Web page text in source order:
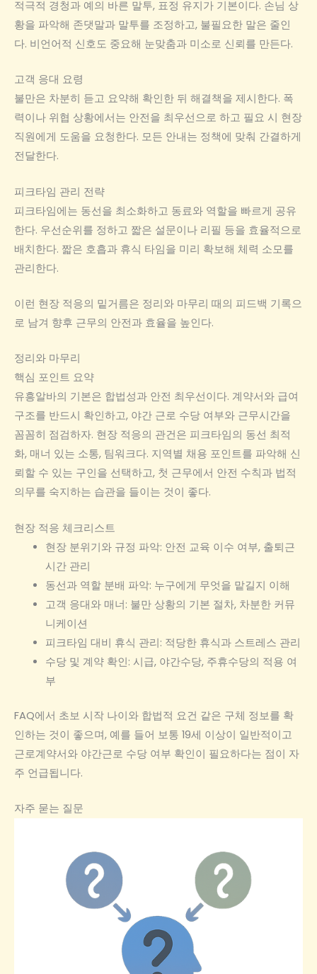
적극적 경청과 예의 바른 말투, 표정 유지가 기본이다. 손님 상
황을 파악해 존댓말과 말투를 조정하고, 불필요한 말은 줄인
다. 비언어적 신호도 중요해 눈맞춤과 미소로 신뢰를 만든다.
고객 응대 요령
불만은 차분히 듣고 요약해 확인한 뒤 해결책을 제시한다. 폭
력이나 위협 상황에서는 안전을 최우선으로 하고 필요 시 현장
직원에게 도움을 요청한다. 모든 안내는 정책에 맞춰 간결하게
전달한다.
피크타임 관리 전략
피크타임에는 동선을 최소화하고 동료와 역할을 빠르게 공유
한다. 우선순위를 정하고 짧은 설문이나 리필 등을 효율적으로
배치한다. 짧은 호흡과 휴식 타임을 미리 확보해 체력 소모를
관리한다.
이런 현장 적응의 밑거름은 정리와 마무리 때의 피드백 기록으
로 남겨 향후 근무의 안전과 효율을 높인다.
정리와 마무리
핵심 포인트 요약
유흥알바의 기본은 합법성과 안전 최우선이다. 계약서와 급여
구조를 반드시 확인하고, 야간 근로 수당 여부와 근무시간을
꼼꼼히 점검하자. 현장 적응의 관건은 피크타임의 동선 최적
화, 매너 있는 소통, 팀워크다. 지역별 채용 포인트를 파악해 신
뢰할 수 있는 구인을 선택하고, 첫 근무에서 안전 수칙과 법적
의무를 숙지하는 습관을 들이는 것이 좋다.
현장 적응 체크리스트
현장 분위기와 규정 파악: 안전 교육 이수 여부, 출퇴근
시간 관리
동선과 역할 분배 파악: 누구에게 무엇을 맡길지 이해
고객 응대와 매너: 불만 상황의 기본 절차, 차분한 커뮤
니케이션
피크타임 대비 휴식 관리: 적당한 휴식과 스트레스 관리
수당 및 계약 확인: 시급, 야간수당, 주휴수당의 적용 여
부
FAQ에서 초보 시작 나이와 합법적 요건 같은 구체 정보를 확
인하는 것이 좋으며, 예를 들어 보통 19세 이상이 일반적이고
근로계약서와 야간근로 수당 여부 확인이 필요하다는 점이 자
주 언급됩니다.
자주 묻는 질문